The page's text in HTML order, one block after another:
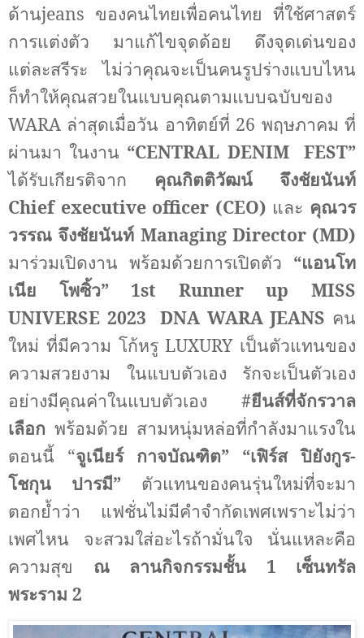
ด้านjeans ของคนไทยเพื่อคนไทย ที่ใช้ศาสตร์
การแต่งตัว มาแก้ไขจุดด้อย ดึงจุดเด่นของ
แต่ละสรีระ ไม่ว่าคุณจะเป็นคนรูปร่างแบบไหน
ก็ทำให้คุณสวยในแบบคุณตามแบบฉบับของ
WARA ล่าสุดเมื่อวัน อาทิตย์ที่ 26 พฤษภาคม ที่
ผ่านมาในงาน “CENTRAL DENIM FEST”
ได้รับเกียรติจาก
คุณกิตติวัฒน์
จึงชัยนันท์
Chief executive officer (CEO) และ คุณวร
วรรณ จึงชัยนันท์ Managing Director (MD)
มาร่วมเปิดงาน พร้อมด้วยการเปิดตัว “แอนโท
เนีย โพซิ้ว” 1st Runner up MISS
UNIVERSE 2023
DNA WARA JEANS คน
ใหม่ ที่มีความ โก้หรูLUXURY เป็นตัวแทนของ
ความสวยงาม ในแบบตัวเอง รักจะเป็นตัวเอง
อย่างมีคุณค่าในแบบตัวเอง #ยีนส์ที่จักรวาล
เลือก พร้อมด้วย สามหนุ่มหล่อที่กำลังมาแรงใน
ตอนนี้ “จูเนียร์ กาจบัณฑิต” “เฟิร์ส ปิยังกูร-
โชกุน ปารมี”
ตัวแทนของคนรุ่นใหม่ที่จะมา
ตอกย้ำว่า แฟชั่นไม่มีคำจำกัดเพศเพราะไม่ว่า
เพศไหน จะสวมใส่อะไรถ้ามั่นใจ นั่นแหละคือ
ความสุข ณ ลานกิจกรรมชั้น 1 เซ็นทรัล
พระราม 2